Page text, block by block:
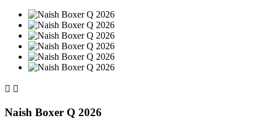
 
Naish Boxer Q 2026